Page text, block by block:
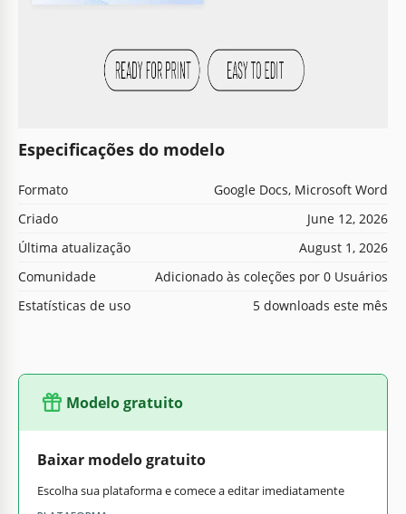
Especificações do modelo
Formato
Google Docs, Microsoft Word
Criado
June 12, 2026
Última atualização
August 1, 2026
Comunidade
Adicionado às coleções por 0 Usuários
Estatísticas de uso
5 downloads este mês
Modelo gratuito
Baixar modelo gratuito
Escolha sua plataforma e comece a editar imediatamente